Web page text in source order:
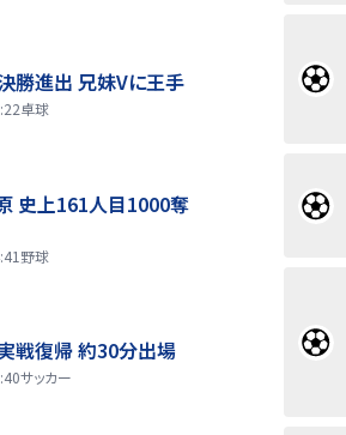
勝進出 兄妹Vに王手
卓球
史上161人目1000奪
野球
戦復帰 約30分出場
サッカー